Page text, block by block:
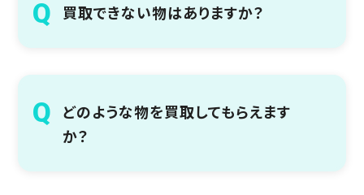
買取できない物はありますか？
どのような物を買取してもらえます
か？